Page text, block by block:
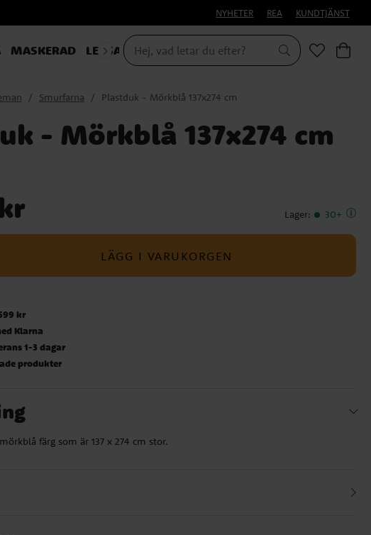
NYHETER REA KUNDTJÄNST
MASKERAD LEKSAKER & PRESENTER
Smurfarna Plastduk - Mörkblå 137x274 cm
- Mörkblå 137x274 cm
Lager: 30+
LÄGG I VARUKORGEN
kr
Klarna
1-3 dagar
produkter
färg som är 137 x 274 cm stor.